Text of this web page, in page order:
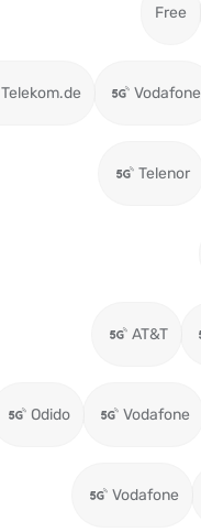
Free
Vodafone
Telekom.de
Telenor
AT&T
Vodafone
Odido
Vodafone